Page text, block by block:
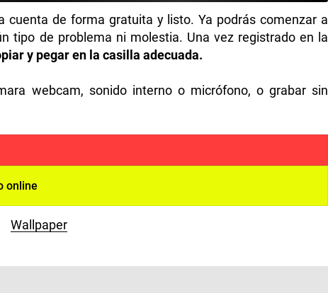
cuenta de forma gratuita y listo. Ya podrás comenzar a
tipo de problema ni molestia. Una vez registrado en la
y pegar en la casilla adecuada.
webcam, sonido interno o micrófono, o grabar sin
online
Wallpaper